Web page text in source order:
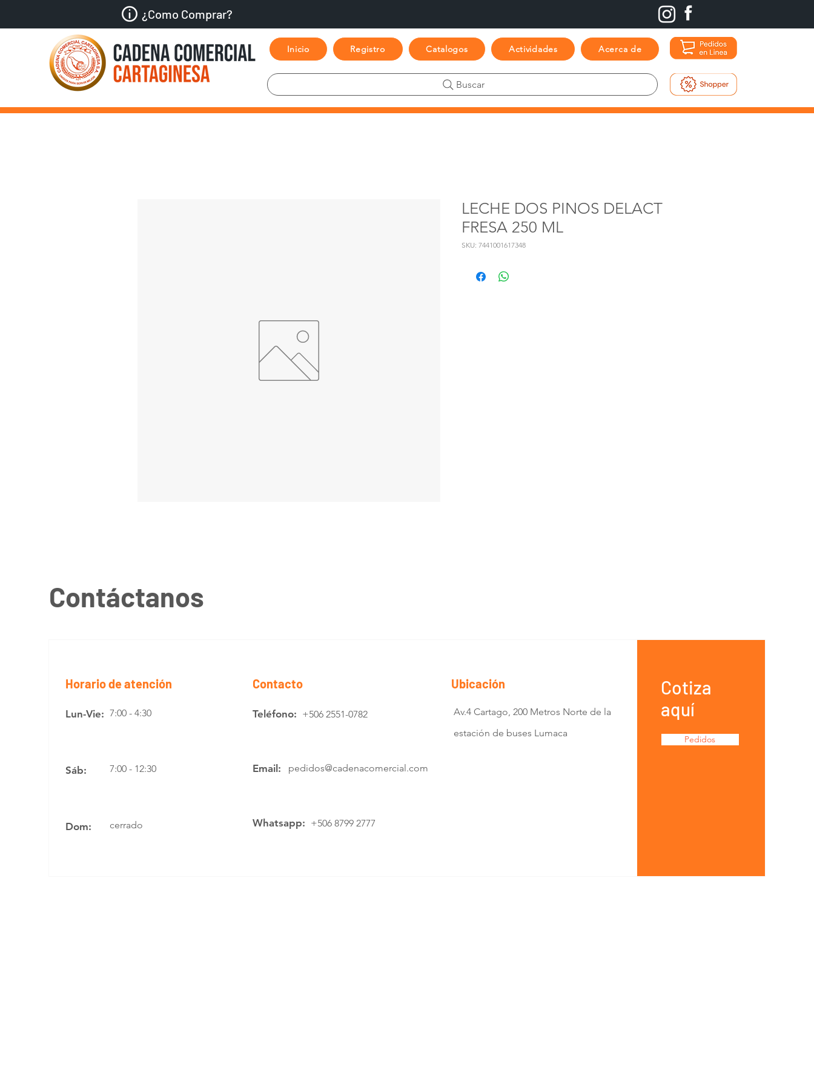
¿Como Comprar?
Inicio Registro Catalogos Actividades Acerca de
Buscar
LECHE DOS PINOS DELACT
FRESA 250 ML
SKU: 7441001617348
Contáctanos
Horario de atención
Lun-Vie: 7:00 - 4:30
Sáb: 7:00 - 12:30
Dom: cerrado
Contacto
Teléfono: +506 2551-0782
Email: pedidos@cadenacomercial.com
Whatsapp: +506 8799 2777
Ubicación
Av.4 Cartago, 200 Metros Norte de la
estación de buses Lumaca
Cotiza
aquí
Pedidos